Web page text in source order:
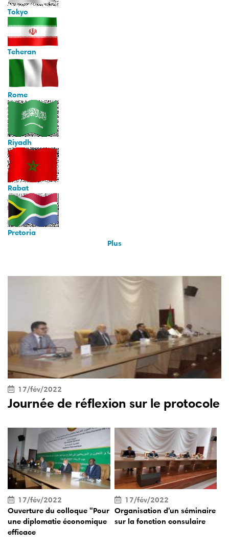
Tokyo
Teheran
Rome
Riyadh
Rabat
Pretoria
Plus
17/fév/2022
Journée de réflexion sur le protocole
17/fév/2022
Ouverture du colloque "Pour
une diplomatie économique
efficace
17/fév/2022
Organisation d'un séminaire
sur la fonction consulaire